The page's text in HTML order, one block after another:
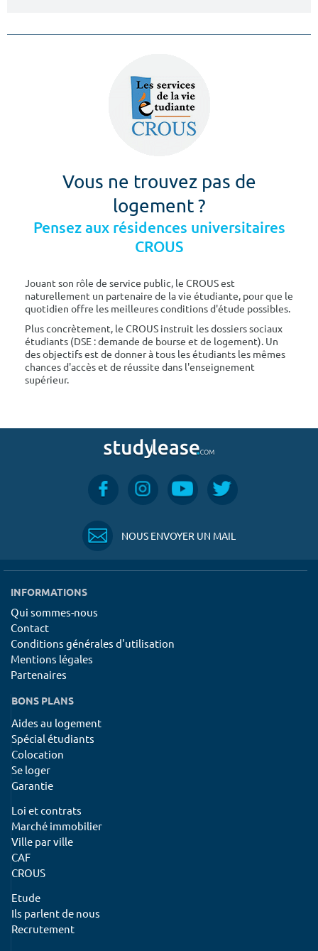
Vous ne trouvez pas de
logement ?
Pensez aux résidences universitaires
CROUS
Jouant son rôle de service public, le CROUS est
naturellement un partenaire de la vie étudiante, pour que le
quotidien offre les meilleures conditions d'étude possibles.
Plus concrètement, le CROUS instruit les dossiers sociaux
étudiants (DSE : demande de bourse et de logement). Un
des objectifs est de donner à tous les étudiants les mêmes
chances d'accès et de réussite dans l'enseignement
supérieur.
NOUS ENVOYER UN MAIL
INFORMATIONS
Qui sommes-nous
Contact
Conditions générales d'utilisation
Mentions légales
Partenaires
BONS PLANS
Aides au logement
Spécial étudiants
Colocation
Se loger
Garantie
Loi et contrats
Marché immobilier
Ville par ville
CAF
CROUS
Etude
Ils parlent de nous
Recrutement